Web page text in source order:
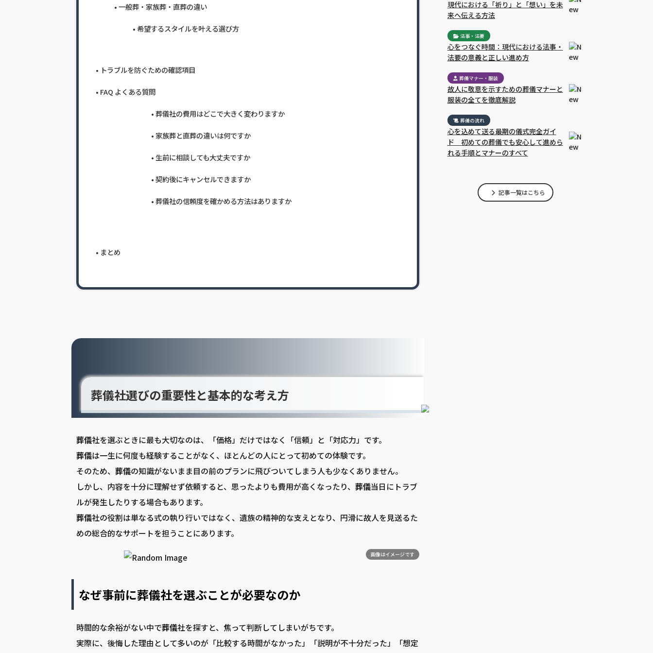
一般葬・家族葬・直葬の違い
希望するスタイルを叶える選び方
トラブルを防ぐための確認項目
FAQ よくある質問
葬儀社の費用はどこで大きく変わりますか
家族葬と直葬の違いは何ですか
生前に相談しても大丈夫ですか
契約後にキャンセルできますか
葬儀社の信頼度を確かめる方法はありますか
まとめ
葬儀社選びの重要性と基本的な考え方
葬儀社を選ぶときに最も大切なのは、「価格」だけではなく「信頼」と「対応力」です。
葬儀は一生に何度も経験することがなく、ほとんどの人にとって初めての体験です。
そのため、 葬儀の知識がないまま目の前のプランに飛びついてしまう人も少なくありません。
しかし、内容を十分に理解せず依頼すると、思ったよりも費用が高くなったり、 葬儀当日にトラブ
ルが発生したりする場合もあります。
葬儀社の役割は単なる式の執り行いではなく、遺族の精神的な支えとなり、円滑に故人を見送るた
めの総合的なサポートを担うことにあります。
画像はイメージです
なぜ事前に葬儀社を選ぶことが必要なのか
時間的な余裕がない中で葬儀社を探すと、焦って判断してしまいがちです。
実際に、後悔した理由として多いのが「比較する時間がなかった」「説明が不十分だった」「想定
現代における「祈り」と「想い」を未
来へ伝える方法
法事・法要
心をつなぐ時間：現代における法事・
法要の意義と正しい進め方
葬儀マナー・服装
故人に敬意を示すための葬儀マナーと
服装の全てを徹底解説
葬儀の流れ
心を込めて送る最期の儀式完全ガイ
ド 初めての葬儀でも安心して進めら
れる手順とマナーのすべて
記事一覧はこちら